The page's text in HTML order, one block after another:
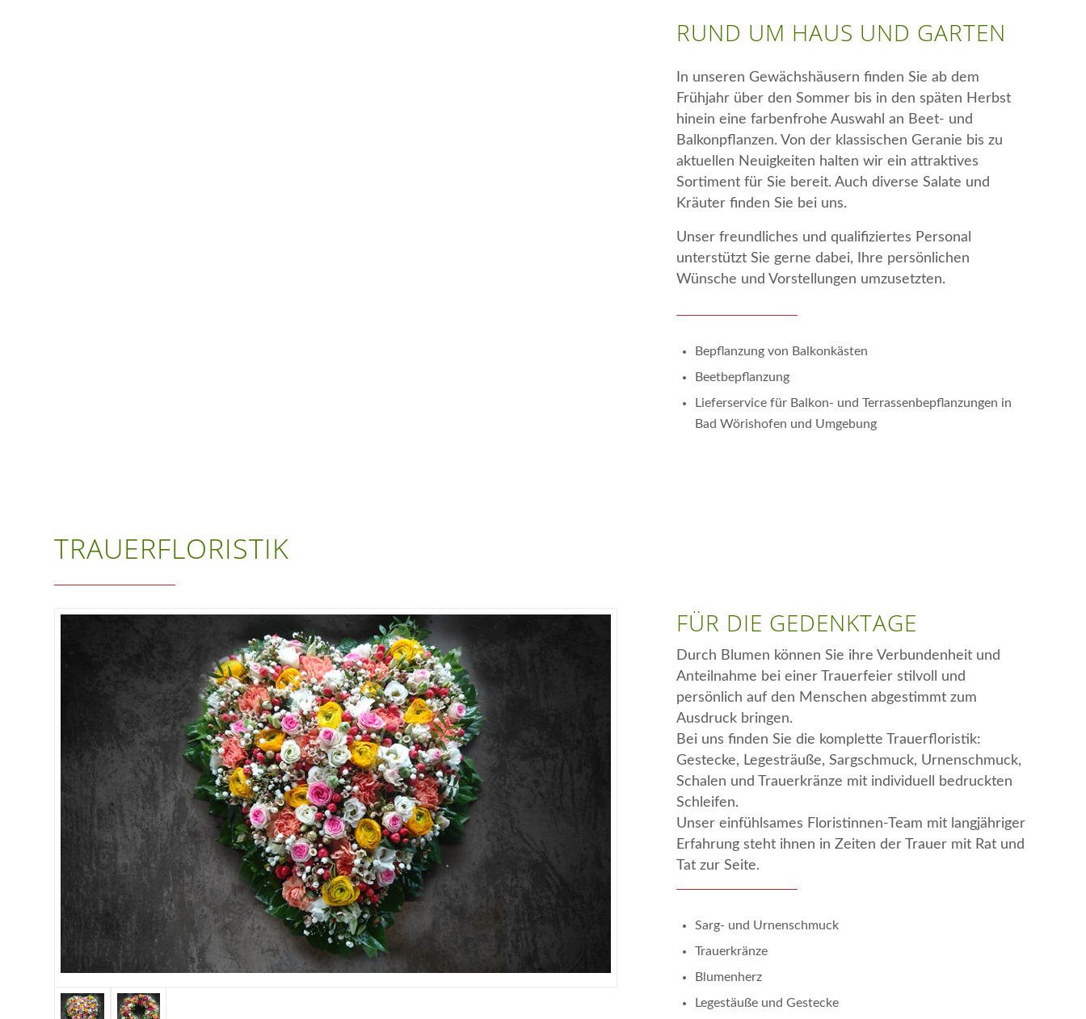
RUND UM HAUS UND GARTEN
In unseren Gewächshäusern finden Sie ab dem
Frühjahr über den Sommer bis in den späten Herbst
hinein eine farbenfrohe Auswahl an Beet- und
Balkonpflanzen. Von der klassischen Geranie bis zu
aktuellen Neuigkeiten halten wir ein attraktives
Sortiment für Sie bereit. Auch diverse Salate und
Kräuter finden Sie bei uns.
Unser freundliches und qualifiziertes Personal
unterstützt Sie gerne dabei, Ihre persönlichen
Wünsche und Vorstellungen umzusetzten.
Bepflanzung von Balkonkästen
Beetbepflanzung
Lieferservice für Balkon- und Terrassenbepflanzungen in
Bad Wörishofen und Umgebung
TRAUERFLORISTIK
FÜR DIE GEDENKTAGE
Durch Blumen können Sie ihre Verbundenheit und
Anteilnahme bei einer Trauerfeier stilvoll und
persönlich auf den Menschen abgestimmt zum
Ausdruck bringen.
Bei uns finden Sie die komplette Trauerfloristik:
Gestecke, Legesträuße, Sargschmuck, Urnenschmuck,
Schalen und Trauerkränze mit individuell bedruckten
Schleifen.
Unser einfühlsames Floristinnen-Team mit langjähriger
Erfahrung steht ihnen in Zeiten der Trauer mit Rat und
Tat zur Seite.
Sarg- und Urnenschmuck
Trauerkränze
Blumenherz
Legestäuße und Gestecke